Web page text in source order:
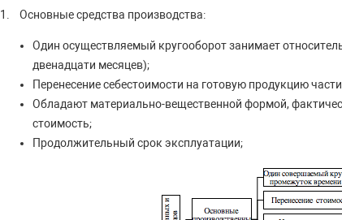
1. Основные средства производства:
Один осуществляемый кругооборот занимает
двенадцати месяцев);
Перенесение себестоимости на готовую продукцию
Обладают материально-вещественной формой,
стоимость;
Продолжительный срок эксплуатации;